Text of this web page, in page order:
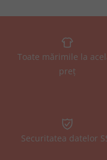
Toate mărimile la
preț
Securitatea datelor